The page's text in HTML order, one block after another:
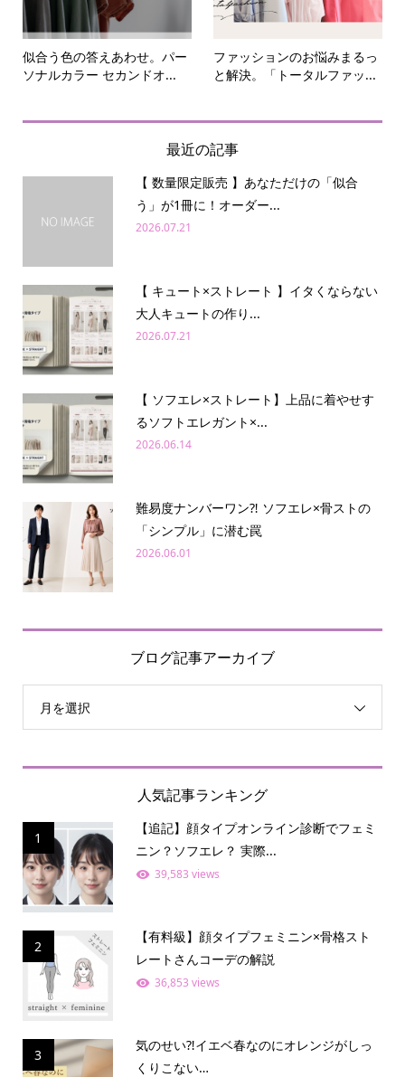
似合う色の答えあわせ。パー
ソナルカラー セカンドオ...
ファッションのお悩みまるっ
と解決。「トータルファッ...
最近の記事
【 数量限定販売 】あなただけの「似合
う」が1冊に！オーダー...
2026.07.21
【 キュート×ストレート 】イタくならない
大人キュートの作り...
2026.07.21
【 ソフエレ×ストレート】上品に着やせす
るソフトエレガント×...
2026.06.14
難易度ナンバーワン⁈ ソフエレ×骨ストの
「シンプル」に潜む罠
2026.06.01
ブログ記事アーカイブ
月を選択
人気記事ランキング
1
【追記】顔タイプオンライン診断でフェミ
ニン？ソフエレ？ 実際...
39,583 views
2
【有料級】顔タイプフェミニン×骨格スト
レートさんコーデの解説
36,853 views
3
気のせい⁈イエベ春なのにオレンジがしっ
くりこない…